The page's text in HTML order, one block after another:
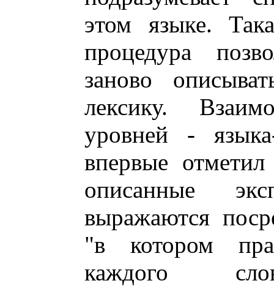
этом языке.
процедура
заново
лексику.
уровней -
впервые
описанные
выражаются
"в котором
каждого